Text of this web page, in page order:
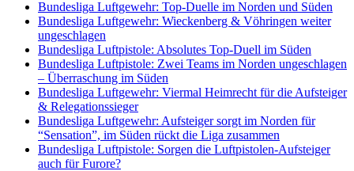
Bundesliga Luftgewehr: Top-Duelle im Norden und Süden
Bundesliga Luftgewehr: Wieckenberg & Vöhringen weiter
ungeschlagen
Bundesliga Luftpistole: Absolutes Top-Duell im Süden
Bundesliga Luftpistole: Zwei Teams im Norden ungeschlagen
– Überraschung im Süden
Bundesliga Luftgewehr: Viermal Heimrecht für die Aufsteiger
& Relegationssieger
Bundesliga Luftgewehr: Aufsteiger sorgt im Norden für
“Sensation”, im Süden rückt die Liga zusammen
Bundesliga Luftpistole: Sorgen die Luftpistolen-Aufsteiger
auch für Furore?